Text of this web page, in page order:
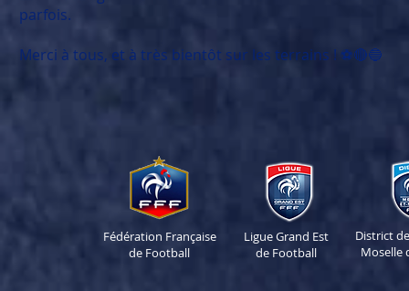
parfois.
Merci à tous, et à très bientôt sur les terrains ! ⚽🔴🔵
Fédération Française
de Football
Ligue Grand Est
de Football
District
Moselle